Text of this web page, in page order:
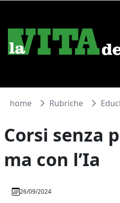
home Rubriche
Corsi senza
ma con l’Ia
26/09/2024